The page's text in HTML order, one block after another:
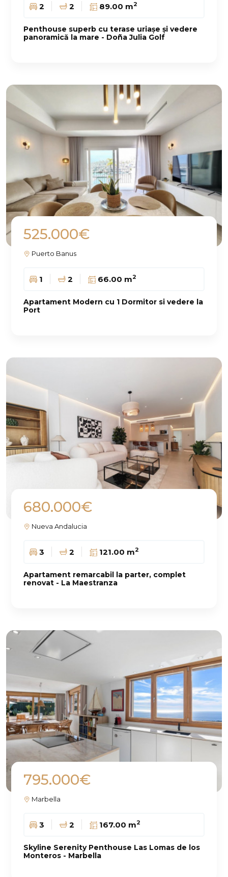
2 2 89.00 m2
Penthouse superb cu terase uriașe și vedere
panoramică la mare - Doña Julia Golf
525.000€
Puerto Banus
1 2 66.00 m2
Apartament Modern cu 1 Dormitor si vedere la
Port
680.000€
Nueva Andalucia
3 2 121.00 m2
Apartament remarcabil la parter, complet
renovat - La Maestranza
795.000€
Marbella
3 2 167.00 m2
Skyline Serenity Penthouse Las Lomas de los
Monteros - Marbella